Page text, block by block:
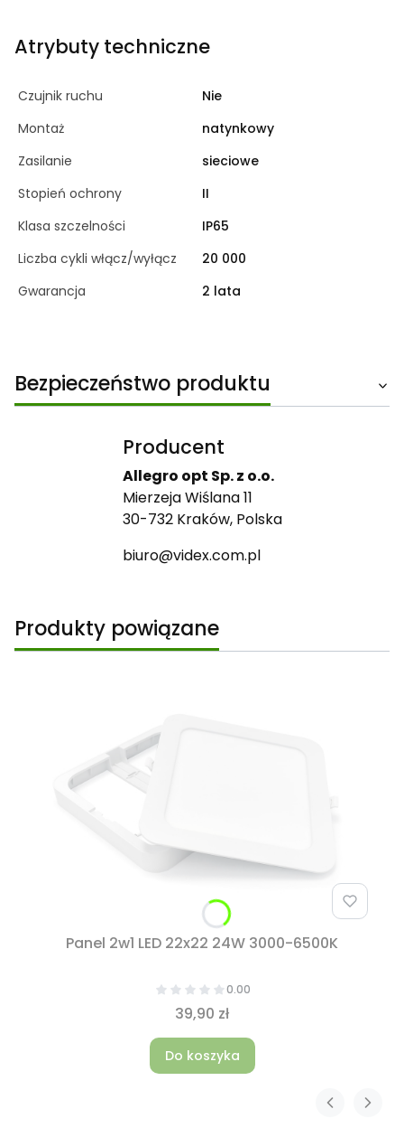
Atrybuty techniczne
Czujnik ruchu
Nie
Montaż
natynkowy
Zasilanie
sieciowe
Stopień ochrony
II
Klasa szczelności
IP65
Liczba cykli włącz/wyłącz
20 000
Gwarancja
2 lata
Bezpieczeństwo produktu
Producent
Allegro opt Sp. z o.o.
Mierzeja Wiślana 11
30-732 Kraków, Polska
biuro@videx.com.pl
Produkty powiązane
Panel 2w1 LED 22x22 24W 3000-6500K
0.00
39,90 zł
Do koszyka